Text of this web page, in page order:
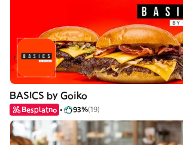
BASICS by Goiko
Besplatno 93%(19)